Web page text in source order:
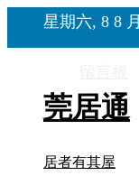
星期六, 8 8 月
莞居通
居者有其屋